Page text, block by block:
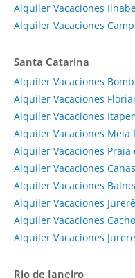
Alquiler Vacaciones
Alquiler Vacaciones
Santa Catarina
Alquiler Vacaciones
Alquiler Vacaciones
Alquiler Vacaciones
Alquiler Vacaciones Meia
Alquiler Vacaciones Praia
Alquiler Vacaciones
Alquiler Vacaciones
Alquiler Vacaciones
Alquiler Vacaciones
Alquiler Vacaciones
Rio de Janeiro